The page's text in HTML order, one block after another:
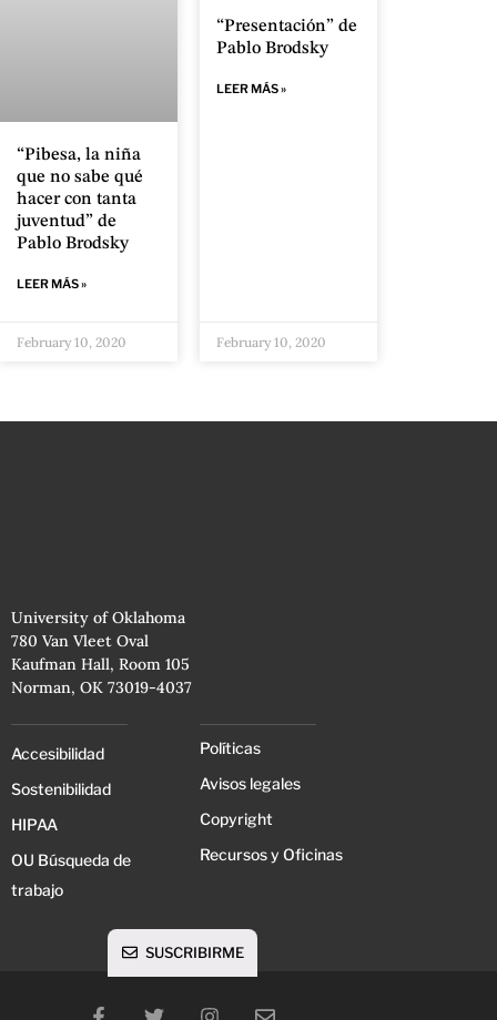
“Pibesa, la niña
que no sabe qué
hacer con tanta
juventud” de
Pablo Brodsky
LEER MÁS »
February 10, 2020
“Presentación” de
Pablo Brodsky
LEER MÁS »
February 10, 2020
University of Oklahoma
780 Van Vleet Oval
Kaufman Hall, Room 105
Norman, OK 73019-4037
Accesibilidad
Sostenibilidad
HIPAA
OU Búsqueda de
trabajo
Políticas
Avisos legales
Copyright
Recursos y Oficinas
SUSCRIBIRME